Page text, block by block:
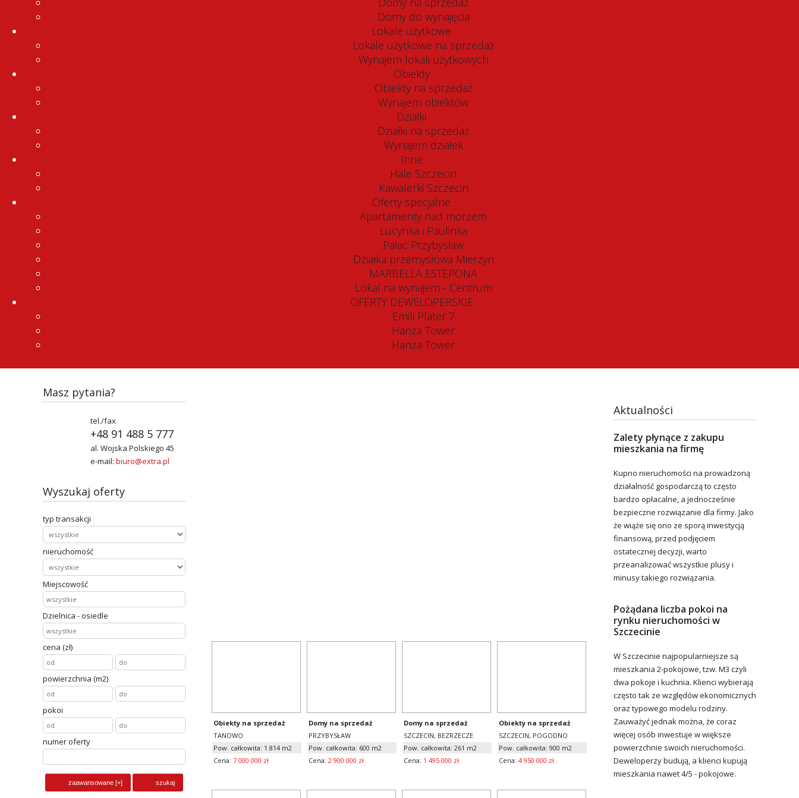
Domy do wynajęcia
Lokale użytkowe
Lokale użytkowe na sprzedaż
Wynajem lokali użytkowych
Obiekty
Obiekty na sprzedaż
Wynajem obiektów
Działki
Działki na sprzedaż
Wynajem działek
Inne
Hale Szczecin
Kawalerki Szczecin
Oferty specjalne
Apartamenty nad morzem
Lucynka i Paulinka
Pałac Przybysław
Działka przemysłowa Mierzyn
MARBELLA ESTEPONA
Lokal na wynajem - Centrum
OFERTY DEWELOPERSKIE
Emili Plater 7
Hanza Tower
Hanza Tower
Masz pytania?
tel./fax
+48 91 488 5 777
al. Wojska Polskiego 45
e-mail: biuro@extra.pl
Wyszukaj oferty
typ transakcji
nieruchomość
Miejscowość
Dzielnica - osiedle
cena (zł)
powierzchnia (m2)
pokoi
numer oferty
Obiekty na sprzedaż
TANOWO
Pow. całkowita: 1 814 m2
Cena: 7 000 000 zł
Domy na sprzedaż
PRZYBYSŁAW
Pow. całkowita: 600 m2
Cena: 2 900 000 zł
Domy na sprzedaż
SZCZECIN, BEZRZECZE
Pow. całkowita: 261 m2
Cena: 1 495 000 zł
Obiekty na sprzedaż
SZCZECIN, POGODNO
Pow. całkowita: 900 m2
Cena: 4 950 000 zł
Aktualności
Zalety płynące z zakupu
mieszkania na firmę
Kupno nieruchomości na prowadzoną
działalność gospodarczą to często
bardzo opłacalne, a jednocześnie
bezpieczne rozwiązanie dla firmy. Jako
że wiąże się ono ze sporą inwestycją
finansową, przed podjęciem
ostatecznej decyzji, warto
przeanalizować wszystkie plusy i
minusy takiego rozwiązania.
Pożądana liczba pokoi na
rynku nieruchomości w
Szczecinie
W Szczecinie najpopularniejsze są
mieszkania 2-pokojowe, tzw. M3 czyli
dwa pokoje i kuchnia. Klienci wybierają
często tak ze względów ekonomicznych
oraz typowego modelu rodziny.
Zauważyć jednak można, że coraz
więcej osób inwestuje w większe
powierzchnie swoich nieruchomości.
Deweloperzy budują, a klienci kupują
mieszkania nawet 4/5 - pokojowe.